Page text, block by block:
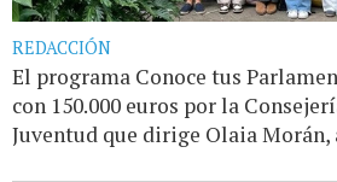
REDACCIÓN
El programa Conoce tus
con 150.000 euros por la
Juventud que dirige Olaia Morán,